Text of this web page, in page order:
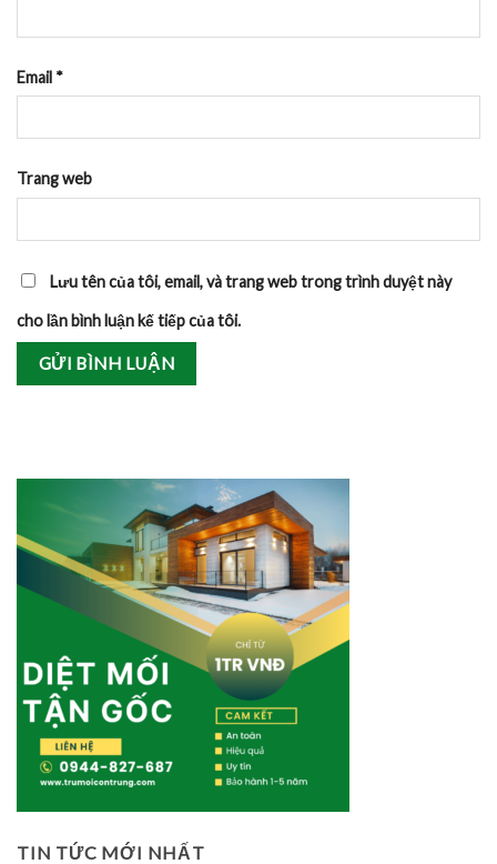
Email *
Trang web
Lưu tên của tôi, email, và trang web trong trình duyệt này
cho lần bình luận kế tiếp của tôi.
TIN TỨC MỚI NHẤT